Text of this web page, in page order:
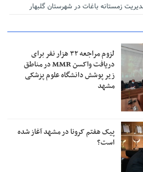
زمستانه باغات در شهرستان گلبهار
لزوم مراجعه ۳۲ هزار نفر برای
دریافت واکسن MMR در مناطق
زیر پوشش دانشگاه علوم پزشکی
مشهد
پیک هفتم کرونا در مشهد آغاز شده
است؟